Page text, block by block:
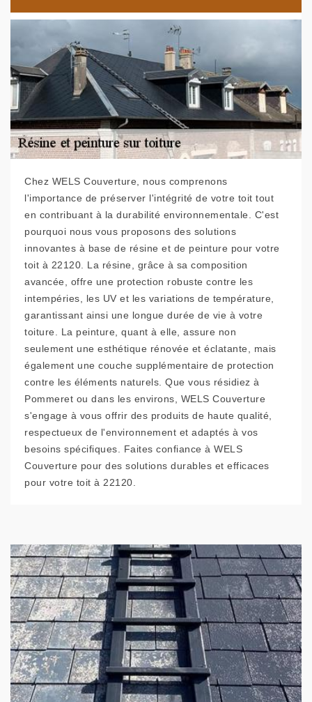
Chez WELS Couverture, nous comprenons
l'importance de préserver l'intégrité de votre toit tout
en contribuant à la durabilité environnementale. C'est
pourquoi nous vous proposons des solutions
innovantes à base de résine et de peinture pour votre
toit à 22120. La résine, grâce à sa composition
avancée, offre une protection robuste contre les
intempéries, les UV et les variations de température,
garantissant ainsi une longue durée de vie à votre
toiture. La peinture, quant à elle, assure non
seulement une esthétique rénovée et éclatante, mais
également une couche supplémentaire de protection
contre les éléments naturels. Que vous résidiez à
Pommeret ou dans les environs, WELS Couverture
s'engage à vous offrir des produits de haute qualité,
respectueux de l'environnement et adaptés à vos
besoins spécifiques. Faites confiance à WELS
Couverture pour des solutions durables et efficaces
pour votre toit à 22120.